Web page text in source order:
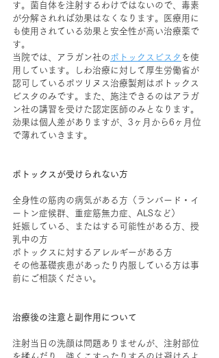
す。菌自体を注射するわけではないので、毒素
が分解されれば効果はなくなります。医療用に
も使用されている効果と安全性が高い治療薬で
す。
当院では、アラガン社のボトックスビスタ を使
用しています。しわ治療に対して厚生労働省が
認可しているボツリヌス治療製剤はボトックス
ビスタのみです。また、施注できるのはアラガ
ン社の講習を受けた認定医師のみとなります。
効果は個人差がありますが、3ヶ月から6ヶ月位
で薄れていきます。
ボトックスが受けられない方
全身性の筋肉の病気がある方（ランバード・イ
ートン症候群、重症筋無力症、ALSなど）
妊娠している、またはする可能性がある方、授
乳中の方
ボトックスに対するアレルギーがある方
その他基礎疾患があったり内服している方は事
前にご相談ください。
治療後の注意と副作用について
注射当日の洗顔は問題ありませんが、注射部位